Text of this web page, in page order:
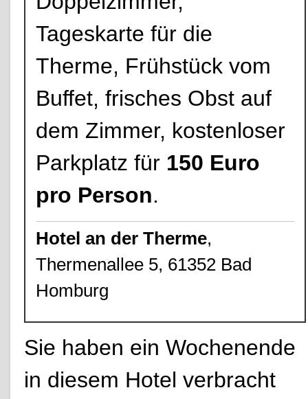
Tageskarte für die
Therme, Frühstück vom
Buffet, frisches Obst auf
dem Zimmer, kostenloser
Parkplatz für 150 Euro
pro Person.
Hotel an der Therme,
Thermenallee 5, 61352 Bad
Homburg
Sie haben ein Wochenende
in diesem Hotel verbracht